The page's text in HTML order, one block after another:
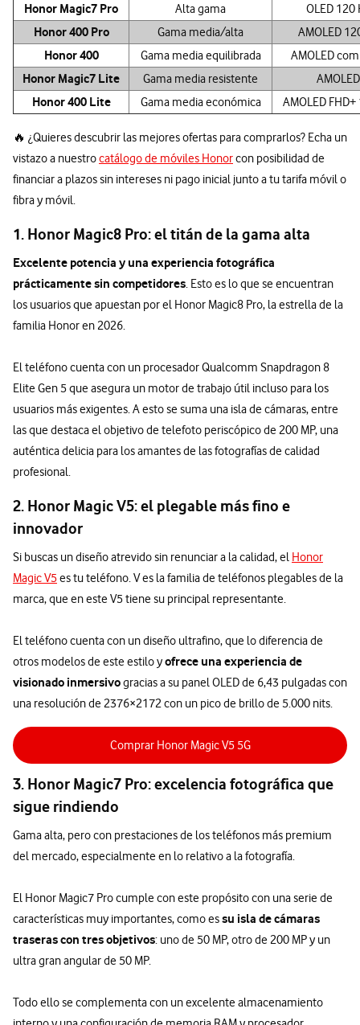
Honor Magic7 Pro Alta gama OLED 120
Honor 400 Pro Gama media/alta AMOLED
Honor 400 Gama media equilibrada AMOLED
Honor Magic7 Lite Gama media resistente AMOLED
Honor 400 Lite Gama media económica AMOLED
🔥 ¿Quieres descubrir las mejores ofertas para comprarlos? Echa un
vistazo a nuestrocatálogo de móviles Honorcon posibilidad de
financiar a plazos sin intereses ni pago inicial junto a tu tarifa móvil o
fibra y móvil.
1. Honor Magic8 Pro: el titán de la gama alta
Excelente potencia y una experiencia fotográfica
prácticamente sin competidores. Esto es lo que se encuentran
los usuarios que apuestan por el Honor Magic8 Pro, la estrella de la
familia Honor en 2026.
El teléfono cuenta con un procesador Qualcomm Snapdragon 8
Elite Gen 5 que asegura un motor de trabajo útil incluso para los
usuarios más exigentes. A esto se suma una isla de cámaras, entre
las que destaca el objetivo de telefoto periscópico de 200 MP, una
auténtica delicia para los amantes de las fotografías de calidad
profesional.
2. Honor Magic V5: el plegable más fino e
innovador
Si buscas un diseño atrevido sin renunciar a la calidad, el Honor
Magic V5es tu teléfono. V es la familia de teléfonos plegables de la
marca, que en este V5 tiene su principal representante.
El teléfono cuenta con un diseño ultrafino, que lo diferencia de
otros modelos de este estilo yofrece una experiencia de
visionado inmersivogracias a su panel OLED de 6,43 pulgadas con
una resolución de 2376×2172 con un pico de brillo de 5.000 nits.
Comprar Honor Magic V5 5G
3. Honor Magic7 Pro: excelencia fotográfica que
sigue rindiendo
Gama alta, pero con prestaciones de los teléfonos más premium
del mercado, especialmente en lo relativo a la fotografía.
El Honor Magic7 Pro cumple con este propósito con una serie de
características muy importantes, como essu isla de cámaras
traseras con tres objetivos: uno de 50 MP, otro de 200 MP y un
ultra gran angular de 50 MP.
Todo ello se complementa con un excelente almacenamiento